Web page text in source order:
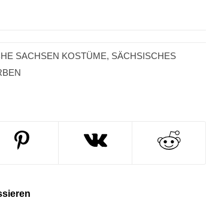
SACHSEN KOSTÜME, SÄCHSISCHES